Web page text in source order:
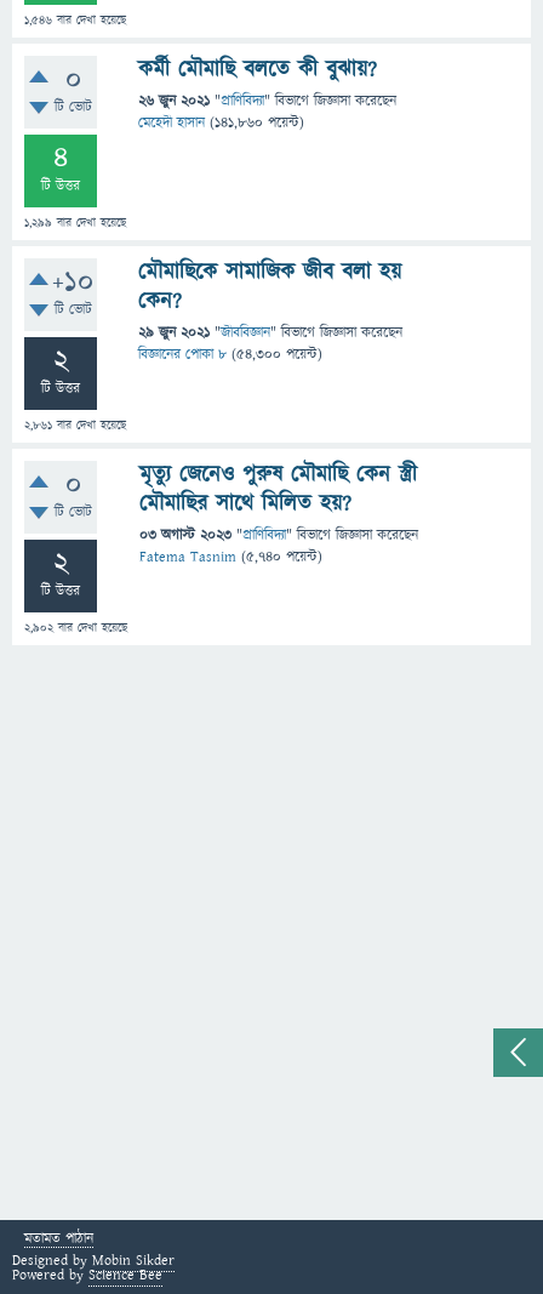
1,546 বার দেখা হয়েছে
0
টি ভোট
4
টি উত্তর
1,299 বার দেখা হয়েছে
কর্মী মৌমাছি বলতে কী বুঝায়?
26 জুন 2021 "প্রাণিবিদ্যা" বিভাগে জিজ্ঞাসাকরেছেন
মেহেদী হাসান (141,860 পয়েন্ট)
+10
টি ভোট
2
টি উত্তর
2,861 বার দেখা হয়েছে
মৌমাছিকে সামাজিক জীব বলা হয়
কেন?
29 জুন 2021 "জীববিজ্ঞান" বিভাগে জিজ্ঞাসাকরেছেন
বিজ্ঞানের পোকা ৮ (54,300 পয়েন্ট)
0
টি ভোট
2
টি উত্তর
2,902বার দেখা হয়েছে
মৃত্যু জেনেও পুরুষ মৌমাছি কেন স্ত্রী
মৌমাছির সাথে মিলিত হয়?
03 অগাস্ট 2023 "প্রাণিবিদ্যা" বিভাগে জিজ্ঞাসাকরেছেন
Fatema Tasnim (5,740 পয়েন্ট)
মতামত পাঠান
Designed by Mobin Sikder
Powered by Science Bee